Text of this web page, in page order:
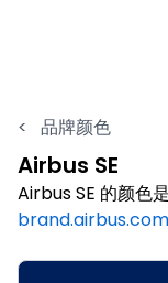
< 品牌颜色
Airbus SE
Airbus SE 的颜色
brand.airbus.com